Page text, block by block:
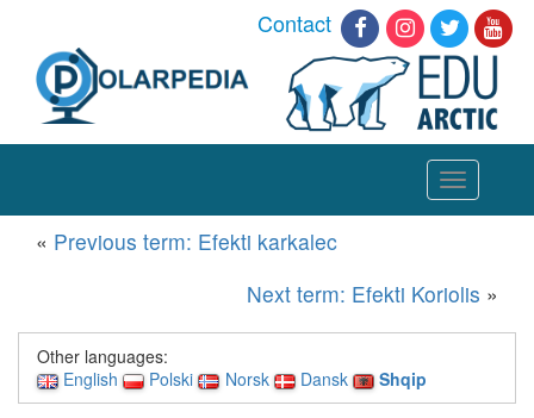
Contact
Toggle
navigation
« Previous term: Efekti karkalec
Next term: Efekti Koriolis »
Other languages:
English
Polski Norsk Dansk Shqip